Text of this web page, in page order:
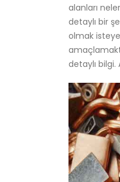
alanları
detaylı bir
olmak
detaylı bilgi.